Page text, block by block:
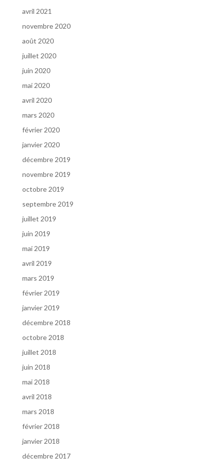
avril 2021
novembre 2020
août 2020
juillet 2020
juin 2020
mai 2020
avril 2020
mars 2020
février 2020
janvier 2020
décembre 2019
novembre 2019
octobre 2019
septembre 2019
juillet 2019
juin 2019
mai 2019
avril 2019
mars 2019
février 2019
janvier 2019
décembre 2018
octobre 2018
juillet 2018
juin 2018
mai 2018
avril 2018
mars 2018
février 2018
janvier 2018
décembre 2017